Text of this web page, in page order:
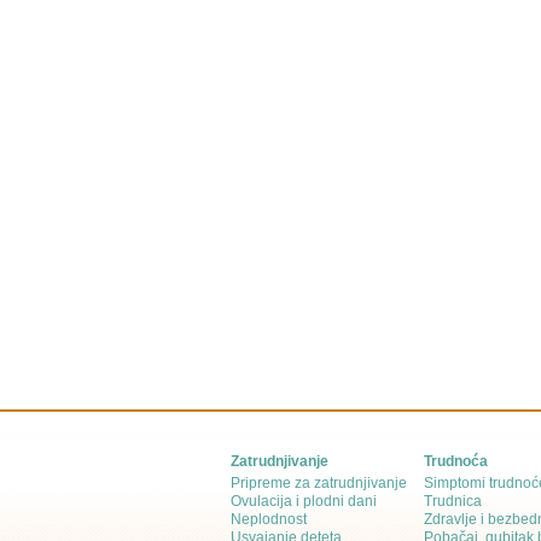
Zatrudnjivanje
Pripreme za zatrudnjivanje
Ovulacija i plodni dani
Neplodnost
Usvajanje deteta
Trudnoća
Simptomi
Trudnica
Zdravlje i
Pobačaj, gubitak